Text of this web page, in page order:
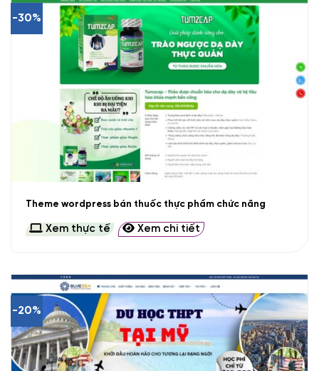
-30%
Theme wordpress bán thuốc thực phẩm chức năng
Xem thực tế Xem chi tiết
-20%